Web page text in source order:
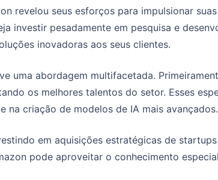
revelou seus esforços para impulsionar
investir pesadamente em pesquisa e
inovadoras aos seus clientes.
uma abordagem multifacetada.
os melhores talentos do setor. Esses
na criação de modelos de IA mais avançados.
em aquisições estratégicas de
pode aproveitar o conhecimento